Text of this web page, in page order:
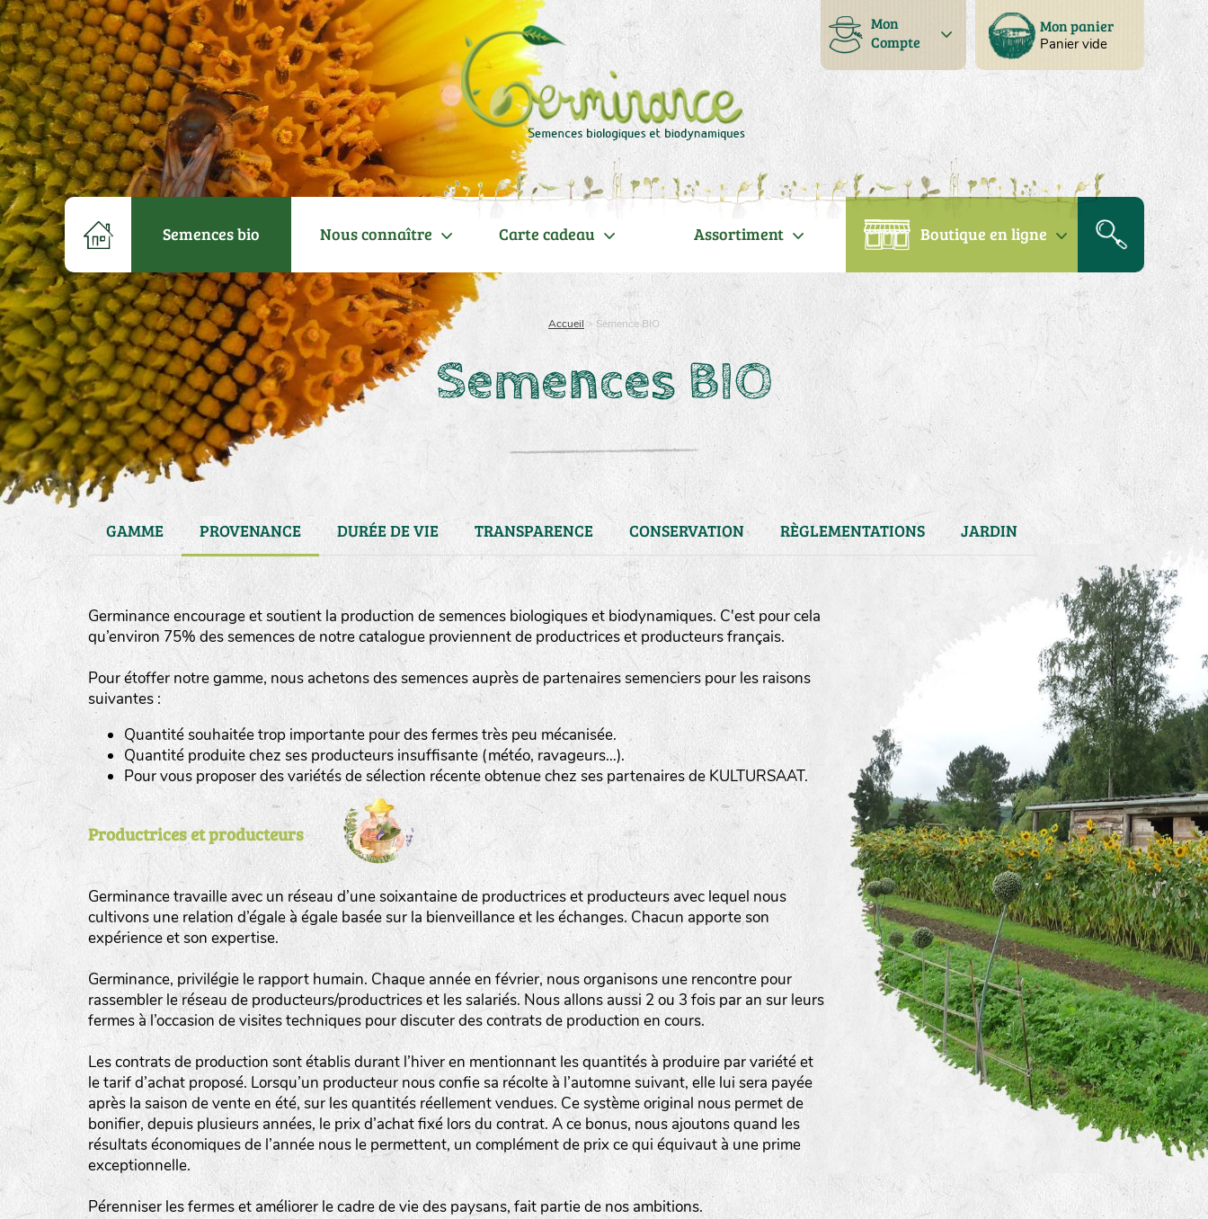
Mon panier
Panier vide
Mon
Compte
Semences bio Nous connaître Carte cadeau Assortiment Boutique en ligne
Accueil > Semence BIO
Semences BIO
GAMME PROVENANCE DURÉE DE VIE TRANSPARENCE CONSERVATION RÈGLEMENTATIONS JARDIN
Germinance encourage et soutient la production de semences biologiques et biodynamiques. C'est pour cela
qu’environ 75% des semences de notre catalogue proviennent de productrices et producteurs français.
Pour étoffer notre gamme, nous achetons des semences auprès de partenaires semenciers pour les raisons
suivantes :
Quantité souhaitée trop importante pour des fermes très peu mécanisée.
Quantité produite chez ses producteurs insuffisante (météo, ravageurs…).
Pour vous proposer des variétés de sélection récente obtenue chez ses partenaires de KULTURSAAT.
Productrices et producteurs
Germinance travaille avec un réseau d’une soixantaine de productrices et producteurs avec lequel nous
cultivons une relation d’égale à égale basée sur la bienveillance et les échanges. Chacun apporte son
expérience et son expertise.
Germinance, privilégie le rapport humain. Chaque année en février, nous organisons une rencontre pour
rassembler le réseau de producteurs/productrices et les salariés. Nous allons aussi 2 ou 3 fois par an sur leurs
fermes à l’occasion de visites techniques pour discuter des contrats de production en cours.
Les contrats de production sont établis durant l’hiver en mentionnant les quantités à produire par variété et
le tarif d’achat proposé. Lorsqu’un producteur nous confie sa récolte à l’automne suivant, elle lui sera payée
après la saison de vente en été, sur les quantités réellement vendues. Ce système original nous permet de
bonifier, depuis plusieurs années, le prix d’achat fixé lors du contrat. A ce bonus, nous ajoutons quand les
résultats économiques de l’année nous le permettent, un complément de prix ce qui équivaut à une prime
exceptionnelle.
Pérenniser les fermes et améliorer le cadre de vie des paysans, fait partie de nos ambitions.
LA RÉFÉRENCE :FBEL20BPA1A (en haut à gauche)
F : Fleurs.
Les autres catégories étant :
E
: Engrais vert
: Légumes
A: Aromatiques
BEL : Code de la variété
(Ici Belle de nuit)
20 : Année de récolte(ici 2020)
BPA : Initiales du producteur ou du fournisseur de la
semence.
1 : Numéro d’ordre du lot
A : Sans calibre.
: Gros
: Moyen calibre
P: Petit calibre
zone sauvage
mare
tas de compost
fleurs
animaux domestiques
animaux sauvages
biodiversité cultivée